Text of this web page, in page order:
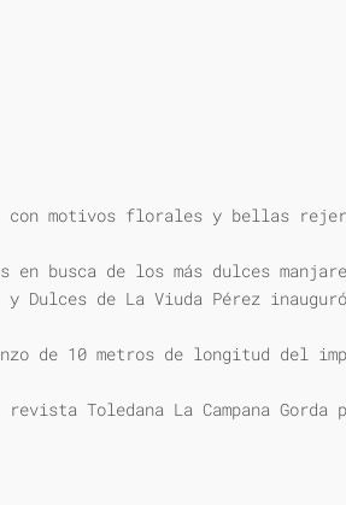
con motivos florales y bellas
busca de los más dulces
y Dulces de La Viuda Pérez
de 10 metros de longitud del
Toledana La Campana